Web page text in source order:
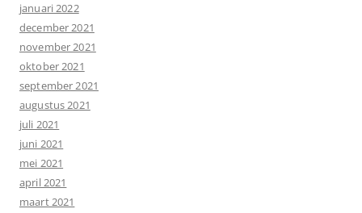
januari 2022
december 2021
november 2021
oktober 2021
september 2021
augustus 2021
juli 2021
juni 2021
mei 2021
april 2021
maart 2021